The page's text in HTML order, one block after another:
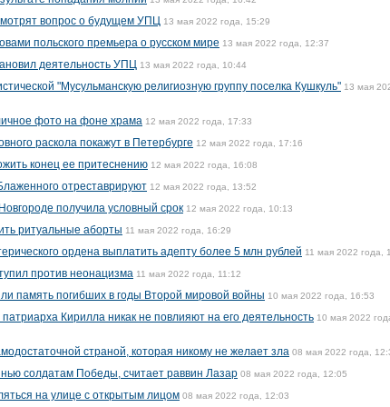
вопрос о будущем УПЦ 13 мая 2022 года, 15:29
польского премьера о русском мире 13 мая 2022 года, 12:37
деятельность УПЦ 13 мая 2022 года, 10:44
"Мусульманскую религиозную группу поселка Кушкуль" 13 мая
фото на фоне храма 12 мая 2022 года, 17:33
раскола покажут в Петербурге 12 мая 2022 года, 17:16
конец ее притеснению 12 мая 2022 года, 16:08
отреставрируют 12 мая 2022 года, 13:52
получила условный срок 12 мая 2022 года, 10:13
ритуальные аборты 11 мая 2022 года, 16:29
ордена выплатить адепту более 5 млн рублей 11 мая 2022 года,
против неонацизма 11 мая 2022 года, 11:12
память погибших в годы Второй мировой войны 10 мая 2022 года, 16:53
Кирилла никак не повлияют на его деятельность 10 мая 2022
страной, которая никому не желает зла 08 мая 2022 года,
солдатам Победы, считает раввин Лазар 08 мая 2022 года, 12:05
на улице с открытым лицом 08 мая 2022 года, 12:03